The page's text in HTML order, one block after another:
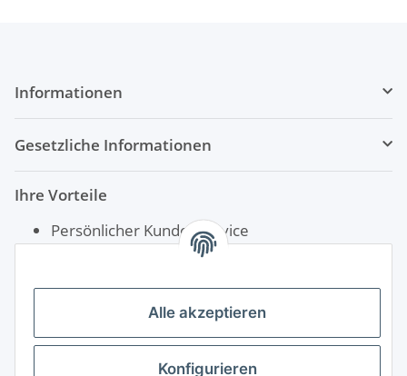
Alle akzeptieren
Konfigurieren
Informationen
Gesetzliche Informationen
Ihre Vorteile
Persönlicher Kundenservice
Rechnungskauf für Öffentliche Einrichtungen